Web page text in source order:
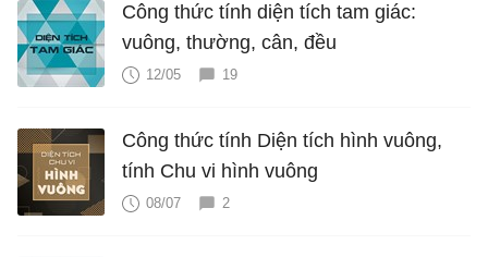
Công thức tính diện tích tam giác:
vuông, thường, cân, đều
12/05 19
Công thức tính Diện tích hình vuông,
tính Chu vi hình vuông
08/07 2